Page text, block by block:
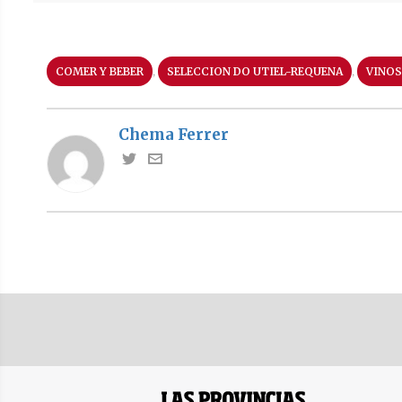
COMER Y BEBER SELECCION DO UTIEL-REQUENA
Chema Ferrer